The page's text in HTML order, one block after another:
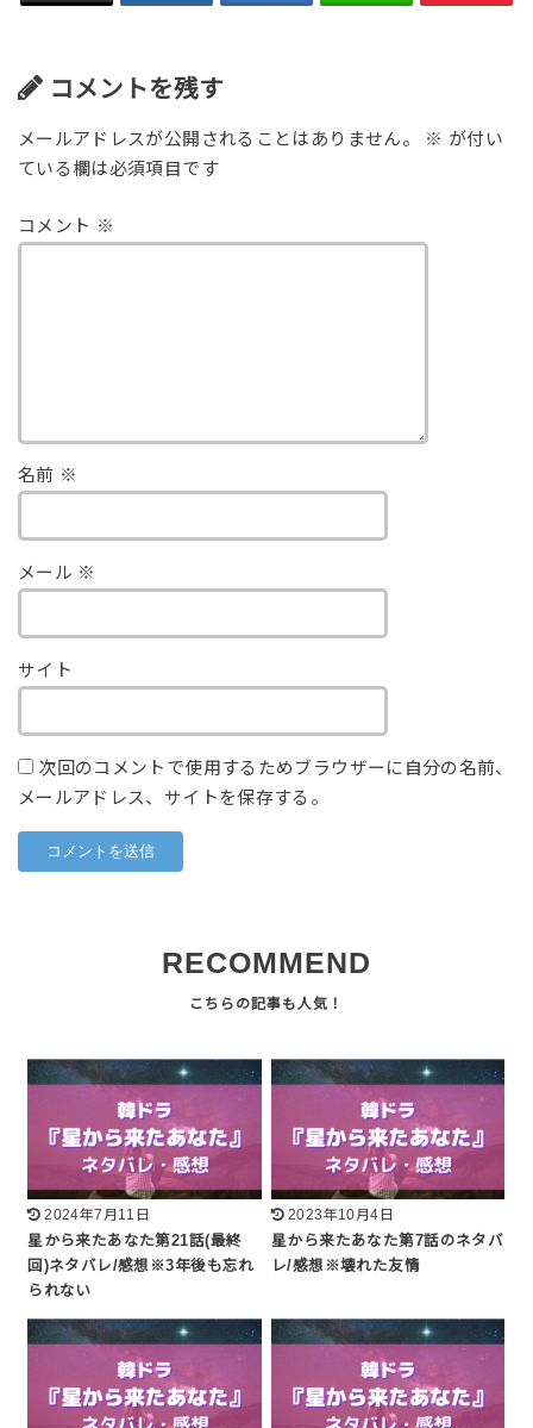
コメントを残す
メールアドレスが公開されることはありません。 ※ が付い
ている欄は必須項目です
コメント ※
名前 ※
メール ※
サイト
次回のコメントで使用するためブラウザーに自分の名前、
メールアドレス、サイトを保存する。
RECOMMEND
2024年7月11日
星から来たあなた第21話(最終
回)ネタバレ/感想※3年後も忘れ
られない
2023年10月4日
星から来たあなた第7話のネタバ
レ/感想※壊れた友情